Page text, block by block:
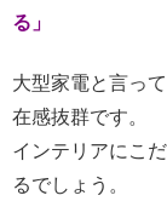
る」
大型家電と言っ
在感抜群です。
インテリアにこ
るでしょう。